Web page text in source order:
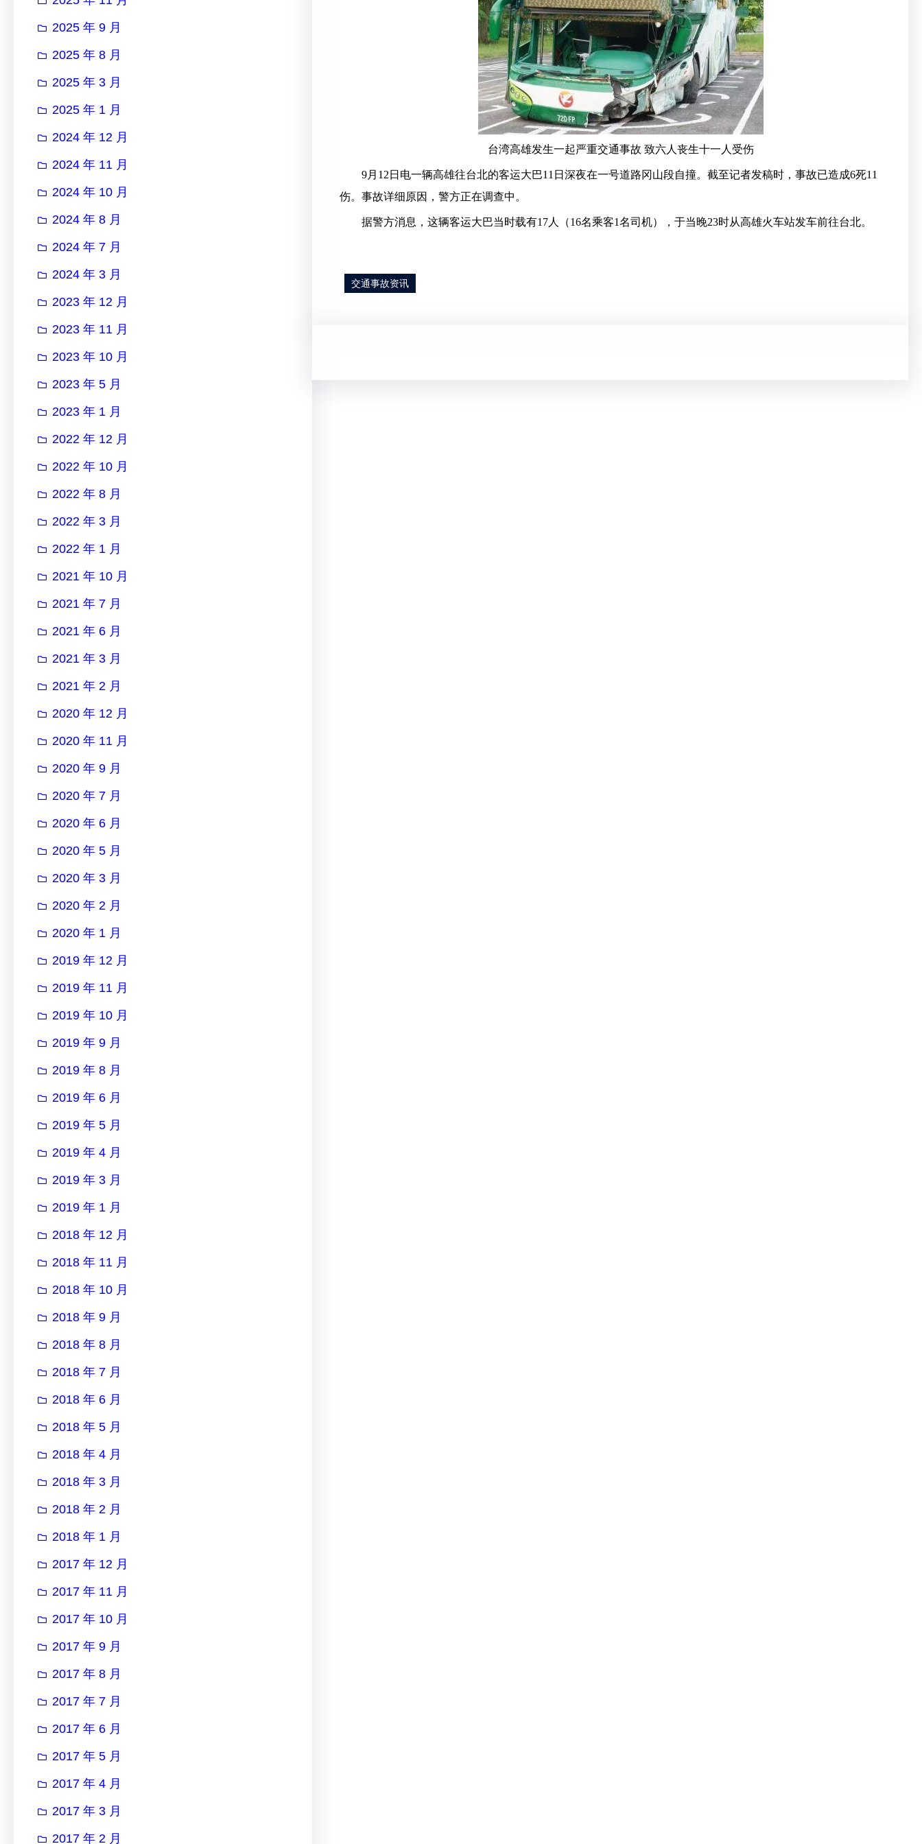
2025 年 9 月
2025 年 8 月
2025 年 3 月
2025 年 1 月
2024 年 12 月
2024 年 11 月
2024 年 10 月
2024 年 8 月
2024 年 7 月
2024 年 3 月
2023 年 12 月
2023 年 11 月
2023 年 10 月
2023 年 5 月
2023 年 1 月
2022 年 12 月
2022 年 10 月
2022 年 8 月
2022 年 3 月
2022 年 1 月
2021 年 10 月
2021 年 7 月
2021 年 6 月
2021 年 3 月
2021 年 2 月
2020 年 12 月
2020 年 11 月
2020 年 9 月
2020 年 7 月
2020 年 6 月
2020 年 5 月
2020 年 3 月
2020 年 2 月
2020 年 1 月
2019 年 12 月
2019 年 11 月
2019 年 10 月
2019 年 9 月
2019 年 8 月
2019 年 6 月
2019 年 5 月
2019 年 4 月
2019 年 3 月
2019 年 1 月
2018 年 12 月
2018 年 11 月
2018 年 10 月
2018 年 9 月
2018 年 8 月
2018 年 7 月
2018 年 6 月
2018 年 5 月
2018 年 4 月
2018 年 3 月
2018 年 2 月
2018 年 1 月
2017 年 12 月
2017 年 11 月
2017 年 10 月
2017 年 9 月
2017 年 8 月
2017 年 7 月
2017 年 6 月
2017 年 5 月
2017 年 4 月
2017 年 3 月
2017 年 2 月
台湾高雄发生一起严重交通事故 致六人丧生十一人受伤
9月12日电一辆高雄往台北的客运大巴11日深夜在一号道路冈山段自撞。截至记者发稿时，事故已造成6死11
伤。事故详细原因，警方正在调查中。
据警方消息，这辆客运大巴当时载有17人（16名乘客1名司机），于当晚23时从高雄火车站发车前往台北。
交通事故资讯